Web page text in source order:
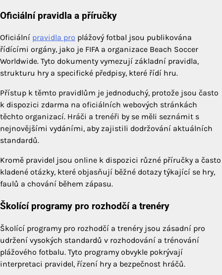
Oficiální pravidla a příručky
Oficiální pravidla pro plážový fotbal jsou publikována
řídícími orgány, jako je FIFA a organizace Beach Soccer
Worldwide. Tyto dokumenty vymezují základní pravidla,
strukturu hry a specifické předpisy, které řídí hru.
Přístup k těmto pravidlům je jednoduchý, protože jsou často
k dispozici zdarma na oficiálních webových stránkách
těchto organizací. Hráči a trenéři by se měli seznámit s
nejnovějšími vydáními, aby zajistili dodržování aktuálních
standardů.
Kromě pravidel jsou online k dispozici různé příručky a často
kladené otázky, které objasňují běžné dotazy týkající se hry,
faulů a chování během zápasu.
Školící programy pro rozhodčí a trenéry
Školící programy pro rozhodčí a trenéry jsou zásadní pro
udržení vysokých standardů v rozhodování a trénování
plážového fotbalu. Tyto programy obvykle pokrývají
interpretaci pravidel, řízení hry a bezpečnost hráčů.